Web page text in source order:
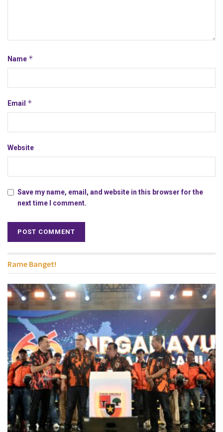
Name *
Email *
Website
Save my name, email, and website in this browser for the
next time I comment.
Rame Banget!